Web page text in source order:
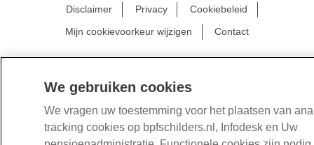
Disclaimer Privacy Cookiebeleid
Mijn cookievoorkeur wijzigen Contact
We gebruiken cookies
We vragen uw toestemming voor het plaatsen van
tracking cookies op bpfschilders.nl, Infodesk en Uw